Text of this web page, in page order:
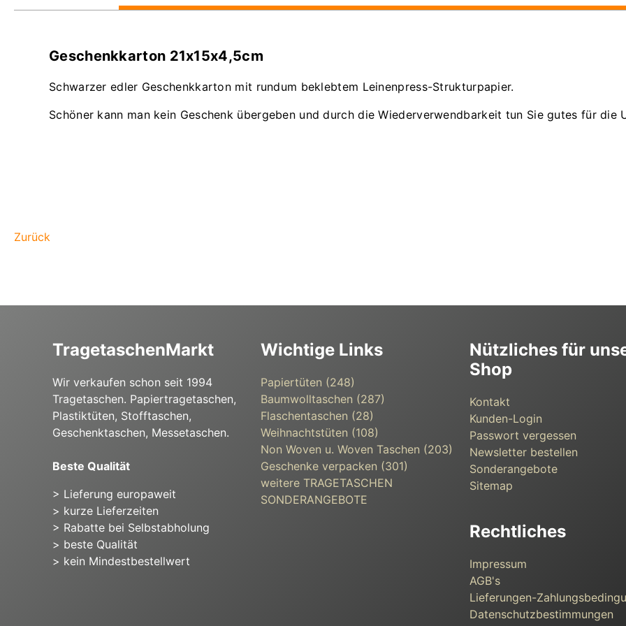
Geschenkkarton 21x15x4,5cm
Schwarzer edler Geschenkkarton mit rundum beklebtem Leinenpress-Strukturpapier.
Schöner kann man kein Geschenk übergeben und durch die Wiederverwendbarkeit tun Sie gutes für die
Zurück
TragetaschenMarkt
Wir verkaufen schon seit 1994
Tragetaschen. Papiertragetaschen,
Plastiktüten, Stofftaschen,
Geschenktaschen, Messetaschen.
Beste Qualität
> Lieferung europaweit
> kurze Lieferzeiten
> Rabatte bei Selbstabholung
> beste Qualität
> kein Mindestbestellwert
Wichtige Links
Papiertüten (248)
Baumwolltaschen (287)
Flaschentaschen (28)
Weihnachts­tüten (108)
Non Woven u. Woven Taschen (203)
Geschenke verpacken (301)
weitere TRAGETASCHEN
SONDERANGEBOTE
Nützliches für
Shop
Kontakt
Kunden-Login
Passwort vergessen
Newsletter bestellen
Sonderangebote
Sitemap
Rechtliches
Impressum
AGB's
Lieferungen-
Datenschutzbestimmungen